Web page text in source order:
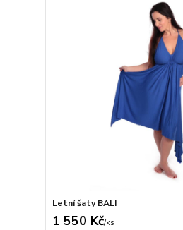
Letní šaty BALI
1 550 Kč/ks